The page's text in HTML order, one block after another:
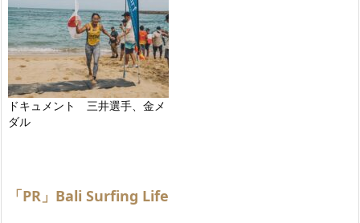
ドキュメント 三井選手、金メ
ダル
「PR」Bali Surfing Life